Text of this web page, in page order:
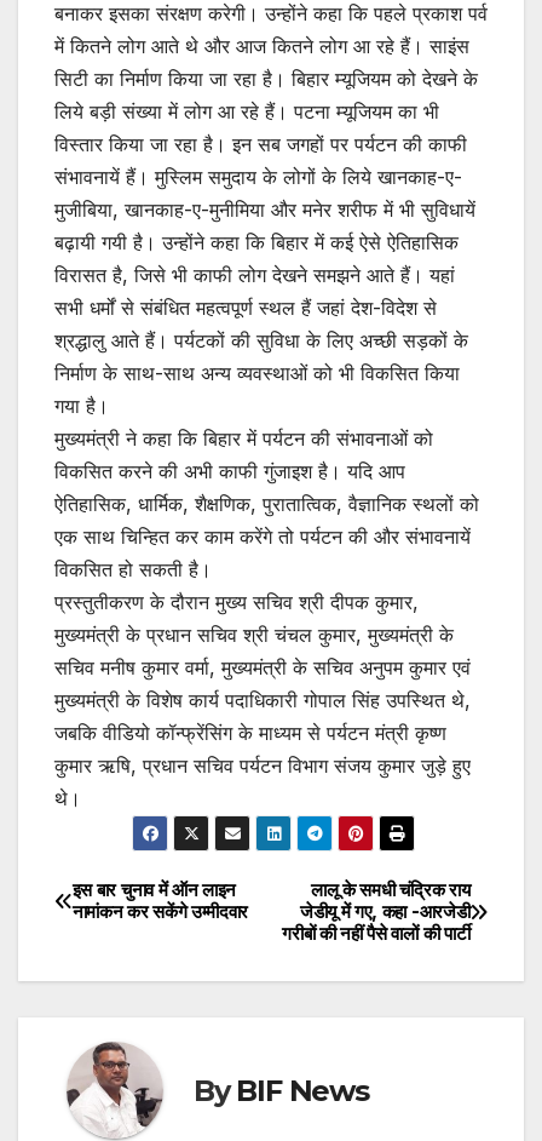
बनाकर इसका संरक्षण करेगी। उन्होंने कहा कि पहले प्रकाश पर्व
में कितने लोग आते थे और आज कितने लोग आ रहे हैं। साइंस
सिटी का निर्माण किया जा रहा है। बिहार म्यूजियम को देखने के
लिये बड़ी संख्या में लोग आ रहे हैं। पटना म्यूजियम का भी
विस्तार किया जा रहा है। इन सब जगहों पर पर्यटन की काफी
संभावनायें हैं। मुस्लिम समुदाय के लोगों के लिये खानकाह-ए-
मुजीबिया, खानकाह-ए-मुनीमिया और मनेर शरीफ में भी सुविधायें
बढ़ायी गयी है। उन्होंने कहा कि बिहार में कई ऐसे ऐतिहासिक
विरासत है, जिसे भी काफी लोग देखने समझने आते हैं। यहां
सभी धर्मों से संबंधित महत्वपूर्ण स्थल हैं जहां देश-विदेश से
श्रद्धालु आते हैं। पर्यटकों की सुविधा के लिए अच्छी सड़कों के
निर्माण के साथ-साथ अन्य व्यवस्थाओं को भी विकसित किया
गया है।
मुख्यमंत्री ने कहा कि बिहार में पर्यटन की संभावनाओं को
विकसित करने की अभी काफी गुंजाइश है। यदि आप
ऐतिहासिक, धार्मिक, शैक्षणिक, पुरातात्विक, वैज्ञानिक स्थलों को
एक साथ चिन्हित कर काम करेंगे तो पर्यटन की और संभावनायें
विकसित हो सकती है।
प्रस्तुतीकरण के दौरान मुख्य सचिव श्री दीपक कुमार,
मुख्यमंत्री के प्रधान सचिव श्री चंचल कुमार, मुख्यमंत्री के
सचिव मनीष कुमार वर्मा, मुख्यमंत्री के सचिव अनुपम कुमार एवं
मुख्यमंत्री के विशेष कार्य पदाधिकारी गोपाल सिंह उपस्थित थे,
जबकि वीडियो कॉन्फ्रेंसिंग के माध्यम से पर्यटन मंत्री कृष्ण
कुमार ऋषि, प्रधान सचिव पर्यटन विभाग संजय कुमार जुड़े हुए
थे।
Post
लालू के समधी चंद्रिक राय
जेडीयू में गए, कहा -आरजेडी
गरीबों की नहीं पैसे वालों की पार्टी
इस बार चुनाव में ऑन लाइन
नामांकन कर सकेंगे उम्मीदवार
ByBIF News